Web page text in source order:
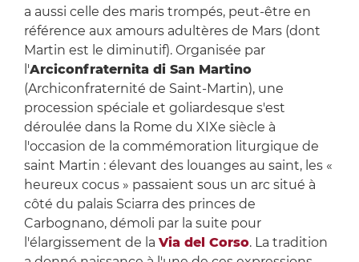
a aussi celle des maris trompés, peut-être en
référence aux amours adultères de Mars (dont
Martin est le diminutif). Organisée par
l'Arciconfraternita di San Martino
(Archiconfraternité de Saint-Martin), une
procession spéciale et goliardesque s'est
déroulée dans la Rome du XIXe siècle à
l'occasion de la commémoration liturgique de
saint Martin : élevant des louanges au saint, les «
heureux cocus » passaient sous un arc situé à
côté du palais Sciarra des princes de
Carbognano, démoli par la suite pour
l'élargissement de la Via del Corso. La tradition